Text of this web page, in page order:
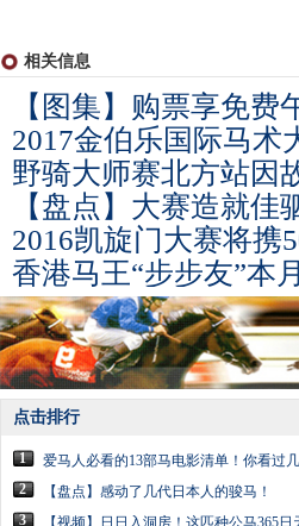
相关信息
【图集】购票享免
2017金伯乐国际马术
野骑大师赛北方站因
【盘点】大赛造就
2016凯旋门大赛将携
香港马王“步步友”本
点击排行
1
爱马人必看的13部马电影清单！你看过
2
【盘点】感动了几代日本人的骏马！
3
【视频】日日入洞房！这匹种公马365